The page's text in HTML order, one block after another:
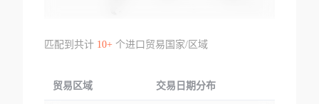
匹配到共计 10+个进口贸易国家/区域
贸易区域 交易日期分布